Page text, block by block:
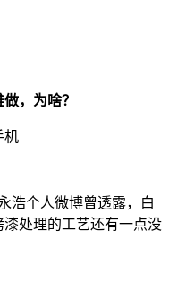
机
浩个人微博曾透露，白
处理的工艺还有一点没